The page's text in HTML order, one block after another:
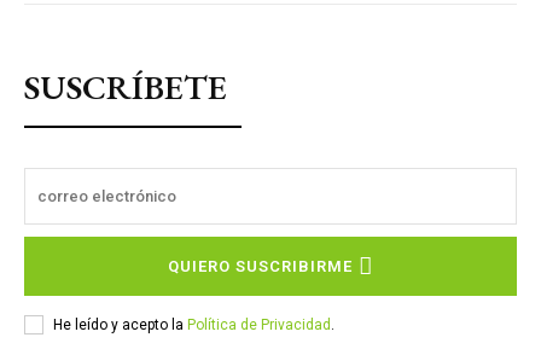
SUSCRÍBETE
QUIERO SUSCRIBIRME
He leído y acepto la Política de Privacidad